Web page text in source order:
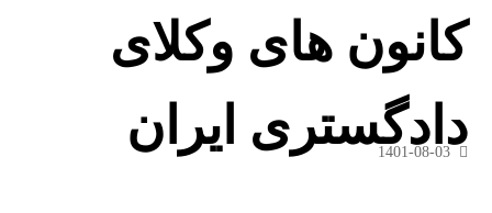
کانون های وکلای
دادگستری ایران
1401-08-03